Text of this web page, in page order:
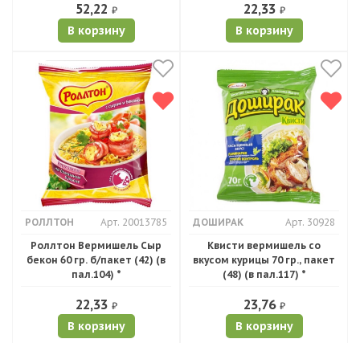
52,22 ₽
В корзину
22,33 ₽
В корзину
РОЛЛТОН
Арт. 20013785
Роллтон Вермишель Сыр
бекон 60 гр. б/пакет (42) (в
пал.104) *
22,33 ₽
В корзину
ДОШИРАК
Арт. 30928
Квисти вермишель со
вкусом курицы 70 гр., пакет
(48) (в пал.117) *
23,76 ₽
В корзину